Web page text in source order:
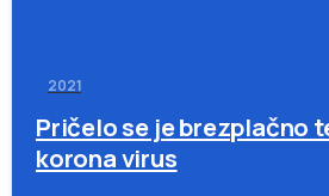
2021
Pričelo se je brezplačno
korona virus